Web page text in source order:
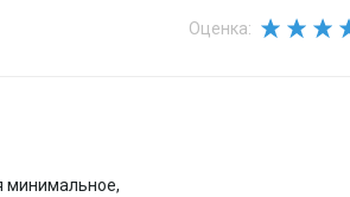
Оценка:
минимальное,